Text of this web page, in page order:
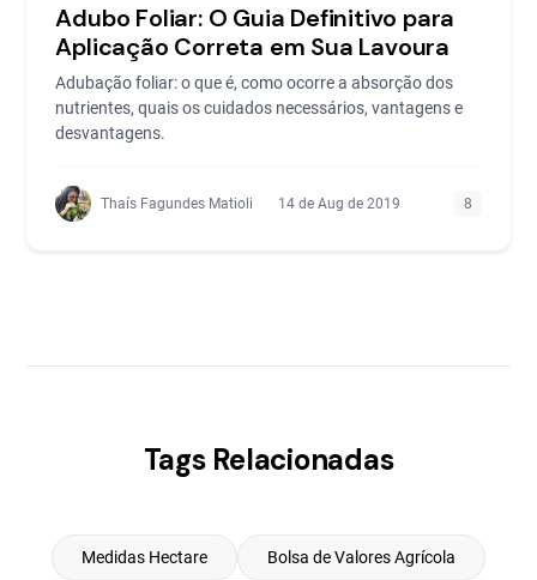
Adubo Foliar: O Guia Definitivo para
Aplicação Correta em Sua Lavoura
Adubação foliar: o que é, como ocorre a absorção dos
nutrientes, quais os cuidados necessários, vantagens e
desvantagens.
Thaís Fagundes Matioli 14 de Aug de 2019 8
Tags Relacionadas
Medidas Hectare Bolsa de Valores Agrícola